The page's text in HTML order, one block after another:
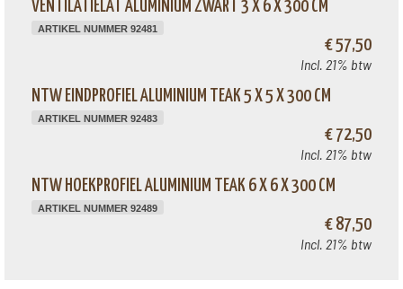
VENTILATIELAT ALUMINIUM ZWART 3 X 6 X 300 CM
ARTIKEL NUMMER 92481
€ 57,50
Incl. 21% btw
NTW EINDPROFIEL ALUMINIUM TEAK 5 X 5 X 300 CM
ARTIKEL NUMMER 92483
€ 72,50
Incl. 21% btw
NTW HOEKPROFIEL ALUMINIUM TEAK 6 X 6 X 300 CM
ARTIKEL NUMMER 92489
€ 87,50
Incl. 21% btw